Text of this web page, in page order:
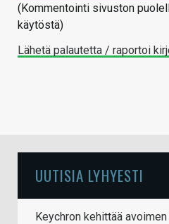
(Kommentointi sivuston
käytöstä)
Lähetä palautetta / raportoi
UUTISIA LYHYESTI
Keychron kehittää